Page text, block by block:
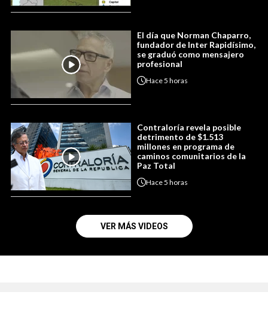
El día que Norman Chaparro,
fundador de Inter Rapidísimo,
se graduó como mensajero
profesional
Hace5 horas
Contraloría revela posible
detrimento de $1.513
millones en programa de
caminos comunitarios de la
Paz Total
Hace5 horas
VER MÁS VIDEOS